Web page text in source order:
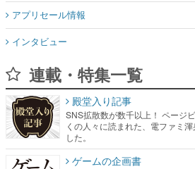
連載・特集一覧
くの人々に読まれた、電ファミ渾
した。
ゲームの企画書
名作ゲームクリエイターの方々
し、ヒットする企画（ゲーム）
赫本